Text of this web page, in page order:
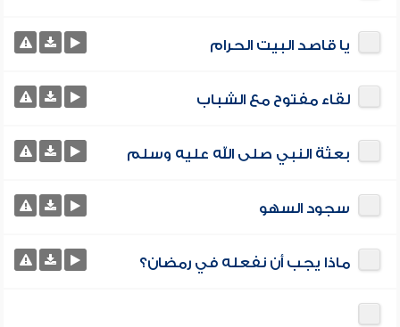
يا قاصد البيت الحرام
لقاء مفتوح مع الشباب
بعثة النبي صلى الله عليه وسلم
سجود السهو
ماذا يجب أن نفعله في رمضان؟